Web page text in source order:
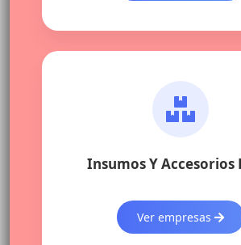
Insumos Y Accesorios
Ver empresas